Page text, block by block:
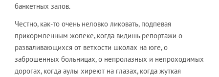
банкетных залов.
Честно, как-то очень неловко ликовать, подпевая
прикормленным жопеке, когда видишь репортажи о
разваливающихся от ветхости школах на юге, о
заброшенных больницах, о непролазных и непроходимых
дорогах, когда аулы хиреют на глазах, когда жуткая